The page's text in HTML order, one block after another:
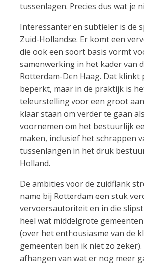
tussenlagen. Precies dus wat je
Interessanter en subtieler is de
Zuid-Hollandse. Er komt een
die ook een soort basis vormt
samenwerking in het kader van
Rotterdam-Den Haag. Dat klinkt
beperkt, maar in de praktijk is
teleurstelling voor een groot
klaar staan om verder te gaan
voornemen om het bestuurlijk
maken, inclusief het schrappen
tussenlangen in het druk
Holland.
De ambities voor de zuidflank
name bij Rotterdam een stuk
vervoersautoriteit en in die
heel wat middelgrote
(over het enthousiasme van de
gemeenten ben ik niet zo zeker).
afhangen van wat er nog meer